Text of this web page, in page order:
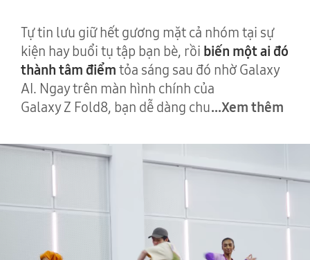
Tự tin lưu giữ hết gương mặt cả nhóm tại sự
kiện hay buổi tụ tập bạn bè, rồi biến một ai đó
thành tâm điểmtỏa sáng sau đó nhờ Galaxy
AI. Ngay trên màn hình chính của
Galaxy Z Fold8, bạn dễ dàng chu...Xem thêm
video mọi người đang nhảy múa. Khi chỉnh sửa, bạn có thể